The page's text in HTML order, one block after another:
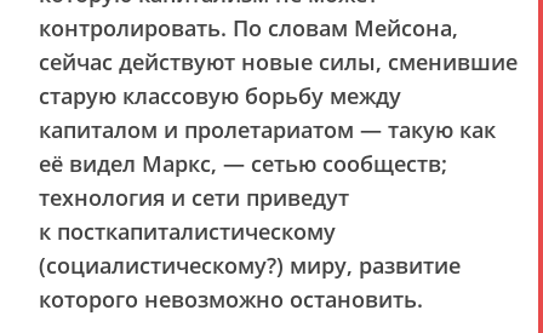
контролировать. По словам Мейсона,
сейчас действуют новые силы, сменившие
старую классовую борьбу между
капиталом и пролетариатом — такую как
её видел Маркс, — сетью сообществ;
технология и сети приведут
к посткапиталистическому
(социалистическому?) миру, развитие
которого невозможно остановить.